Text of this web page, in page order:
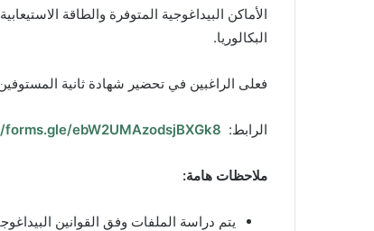
الأماكن البيداغوجية المتوفرة والطاقة
البكالوريا.
فعلى الراغبين في تحضير شهادة ثانية المستوفين للشروط
الرابط: ebW2UMAzodsjBXGk8
ملاحظات هامة:
يتم دراسة الملفات وفق القوانين